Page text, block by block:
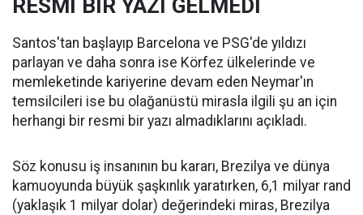
RESMİ BİR YAZI GELMEDİ
Santos'tan başlayıp Barcelona ve PSG'de yıldızı
parlayan ve daha sonra ise Körfez ülkelerinde ve
memleketinde kariyerine devam eden Neymar'ın
temsilcileri ise bu olağanüstü mirasla ilgili şu an için
herhangi bir resmi bir yazı almadıklarını açıkladı.
Söz konusu iş insanının bu kararı, Brezilya ve dünya
kamuoyunda büyük şaşkınlık yaratırken, 6,1 milyar rand
(yaklaşık 1 milyar dolar) değerindeki miras, Brezilya